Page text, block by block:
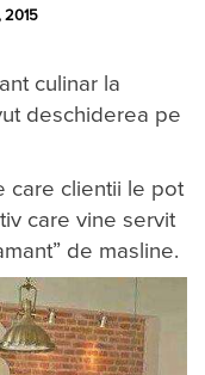
2015
culinar la
deschiderea pe
care clientii le pot
care vine servit
de masline.